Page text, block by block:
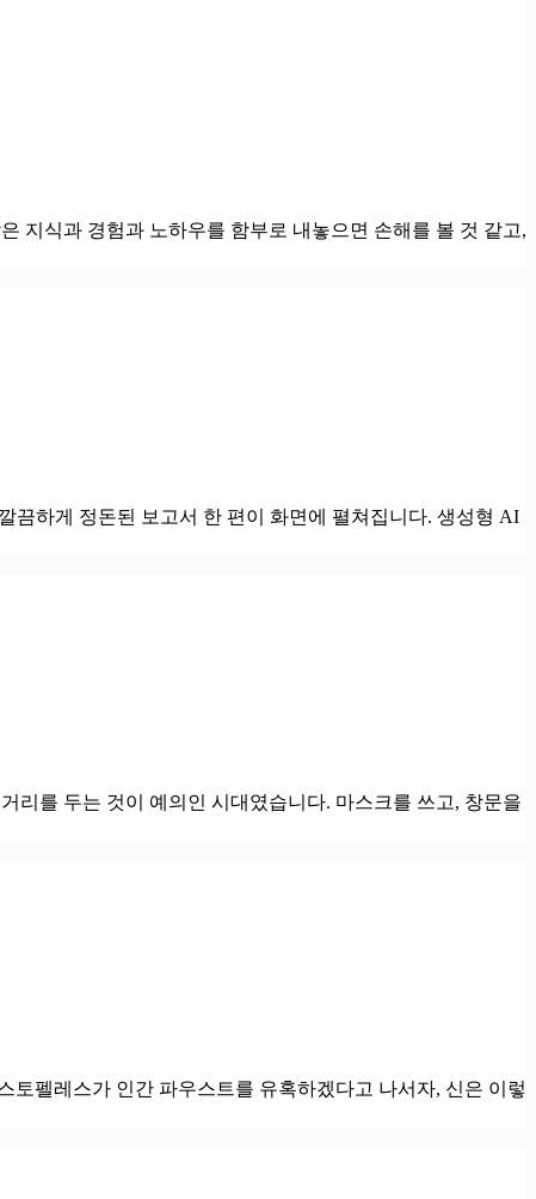
지식과 경험과 노하우를 함부로 내놓으면 손해를 볼 것 같고,
끔하게 정돈된 보고서 한 편이 화면에 펼쳐집니다. 생성형 AI
리를 두는 것이 예의인 시대였습니다. 마스크를 쓰고, 창문을
펠레스가 인간 파우스트를 유혹하겠다고 나서자, 신은 이렇